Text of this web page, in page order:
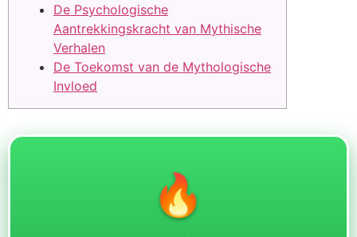
De Psychologische
Aantrekkingskracht van Mythische
Verhalen
De Toekomst van de Mythologische
Invloed
🔥